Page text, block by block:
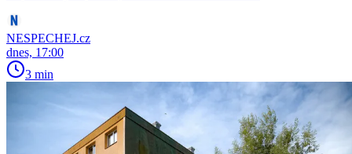
NESPECHEJ.cz
dnes, 17:00
3 min